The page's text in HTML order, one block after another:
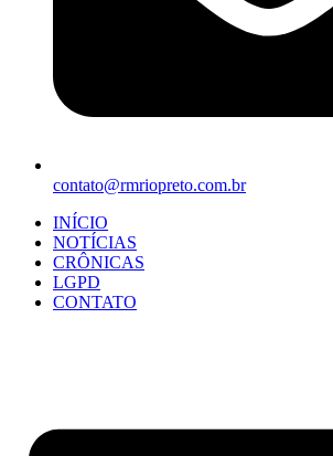
contato@rmriopreto.com.br
INÍCIO
NOTÍCIAS
CRÔNICAS
LGPD
CONTATO